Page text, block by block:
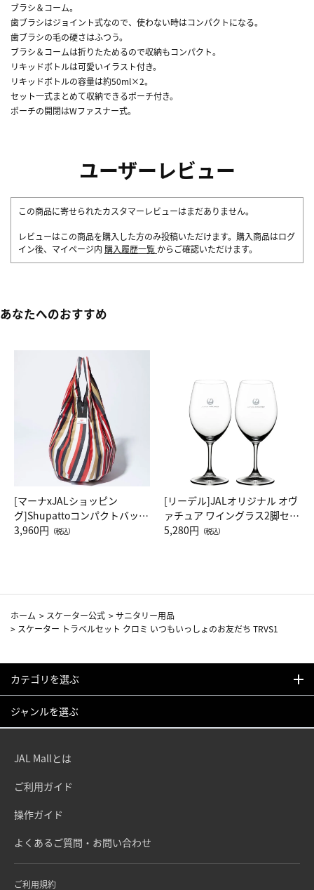
ブラシ＆コーム。
歯ブラシはジョイント式なので、使わない時はコンパクトになる。
歯ブラシの毛の硬さはふつう。
ブラシ＆コームは折りたためるので収納もコンパクト。
リキッドボトルは可愛いイラスト付き。
リキッドボトルの容量は約50ml×2。
セット一式まとめて収納できるポーチ付き。
ポーチの開閉はWファスナー式。
ユーザーレビュー
この商品に寄せられたカスタマーレビューはまだありません。
レビューはこの商品を購入した方のみ投稿いただけます。購入商品はログ
イン後、マイページ内 購入履歴一覧 からご確認いただけます。
あなたへのおすすめ
[マーナxJALショッピン
グ]Shupattoコンパクトバッグ
Drop JAL客室乗務員（LC）ス
3,960円 （税込）
[リーデル]JALオリジナル オヴ
ァチュア ワイングラス2脚セッ
ト（レッドワイン）
5,280円 （税込）
ホーム > スケーター公式 >サニタリー用品
> スケーター トラベルセット クロミ いつもいっしょのお友だち TRVS1
カテゴリを選ぶ
ジャンルを選ぶ
JAL Mallとは
ご利用ガイド
操作ガイド
よくあるご質問・お問い合わせ
ご利用規約